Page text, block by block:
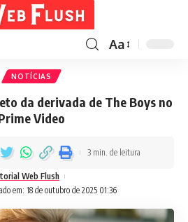
Aa
NOTÍCIAS
da derivada de The Boys no
Video
em: 18 de outubro de 2025 01:36
Web Flush
3 min. de leitura